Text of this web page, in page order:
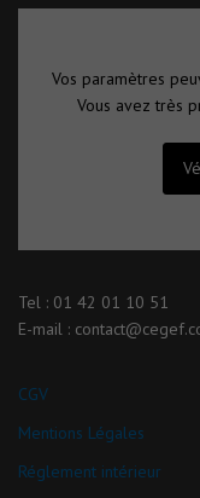
Vos paramètres
Vous avez très
Tel : 01 42 01 10 51
E-mail :
CGV
Mentions Légales
Réglement intérieur